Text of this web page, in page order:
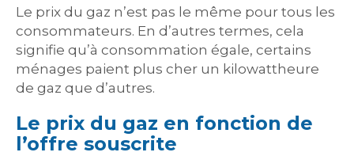
Le prix du gaz n’est pas le même pour tous les
consommateurs. En d’autres termes, cela
signifie qu’à consommation égale, certains
ménages paient plus cher un kilowattheure
de gaz que d’autres.
Le prix du gaz en fonction de
l’offre souscrite